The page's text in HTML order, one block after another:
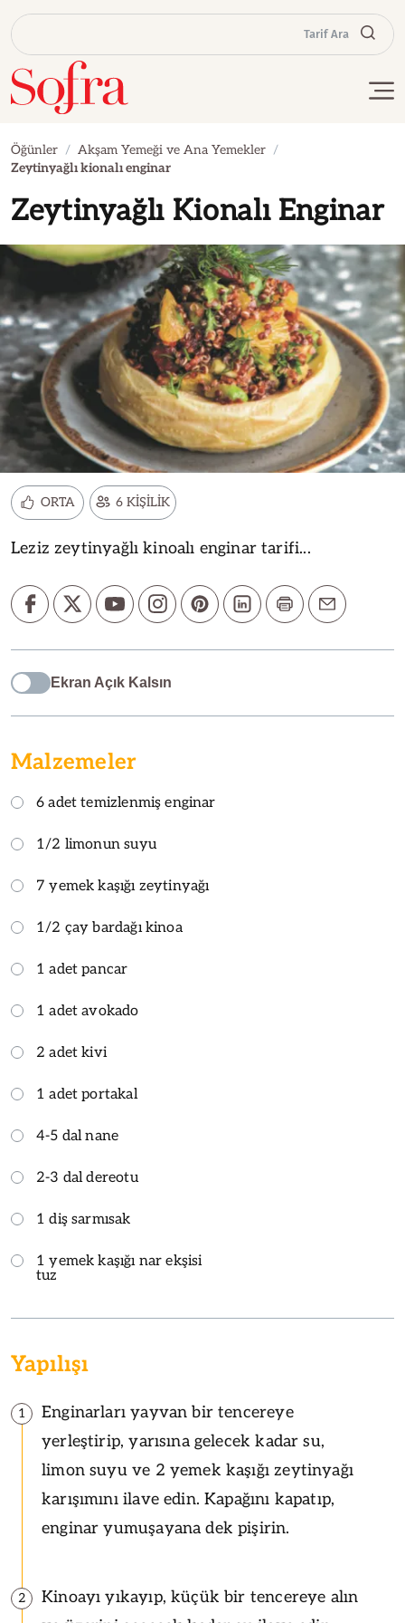
Tarif Ara
Öğünler
Akşam Yemeği ve Ana Yemekler
Zeytinyağlı kionalı enginar
Zeytinyağlı Kionalı Enginar
ORTA 6 KİŞİLİK
Leziz zeytinyağlı kinoalı enginar tarifi...
Ekran Açık Kalsın
Malzemeler
6 adet temizlenmiş enginar
1/2 limonun suyu
7 yemek kaşığı zeytinyağı
1/2 çay bardağı kinoa
1 adet pancar
1 adet avokado
2 adet kivi
1 adet portakal
4-5 dal nane
2-3 dal dereotu
1 diş sarmısak
1 yemek kaşığı nar ekşisi
tuz
Yapılışı
1
Enginarları yayvan bir tencereye
yerleştirip, yarısına gelecek kadar su,
limon suyu ve 2 yemek kaşığı zeytinyağı
karışımını ilave edin. Kapağını kapatıp,
enginar yumuşayana dek pişirin.
2
Kinoayı yıkayıp, küçük bir tencereye alın